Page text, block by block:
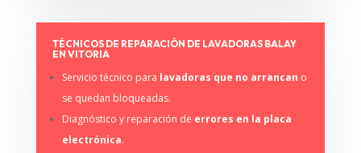
TÉCNICOS DE REPARACIÓN DE LAVADORAS BALAY
EN VITORIA
Servicio técnico para lavadoras que no arrancan o
se quedan bloqueadas.
Diagnóstico y reparación de errores en la placa
electrónica.